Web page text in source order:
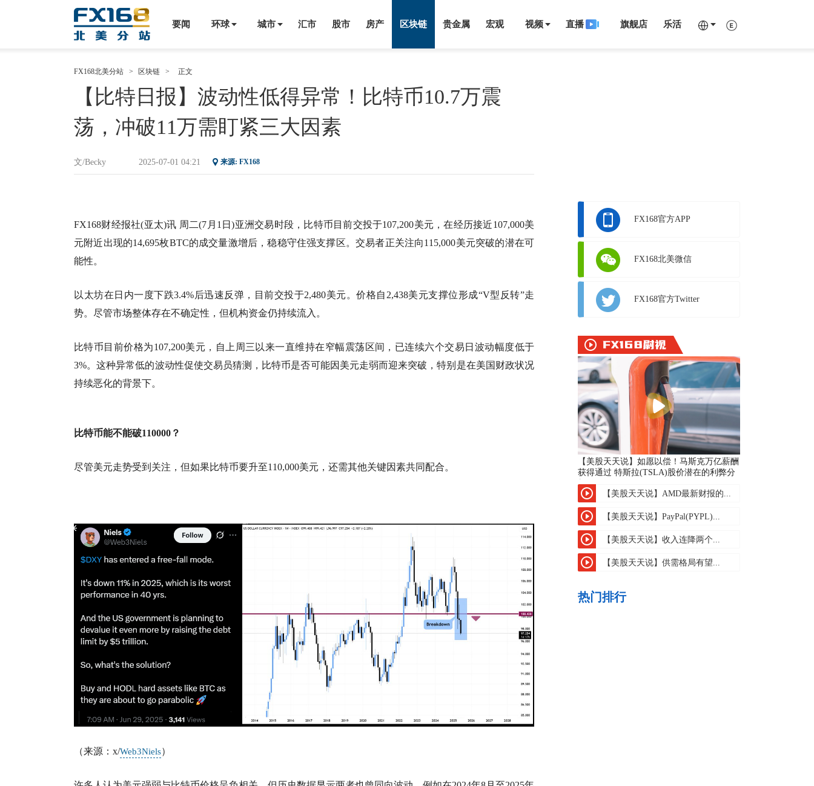
乐活
旗舰店
直播
视频
宏观
贵金属
区块链
房产
股市
汇市
城市
环球
要闻
FX168北美分站 > 区块链 > 正文
【比特日报】波动性低得异常！比特币10.7万震
荡，冲破11万需盯紧三大因素
文/Becky 2025-07-01 04:21 来源: FX168
FX168财经报社(亚太)讯 周二(7月1日)亚洲交易时段，比特币目前交投于107,200美元，在经历接近107,000美
元附近出现的14,695枚BTC的成交量激增后，稳稳守住强支撑区。交易者正关注向115,000美元突破的潜在可
能性。
以太坊在日内一度下跌3.4%后迅速反弹，目前交投于2,480美元。价格自2,438美元支撑位形成“V型反转”走
势。尽管市场整体存在不确定性，但机构资金仍持续流入。
比特币目前价格为107,200美元，自上周三以来一直维持在窄幅震荡区间，已连续六个交易日波动幅度低于
3%。这种异常低的波动性促使交易员猜测，比特币是否可能因美元走弱而迎来突破，特别是在美国财政状况
持续恶化的背景下。
比特币能不能破110000？
尽管美元走势受到关注，但如果比特币要升至110,000美元，还需其他关键因素共同配合。
（来源：x/Web3Niels）
FX168官方APP
FX168北美微信
FX168官方Twitter
【美股天天说】如愿以偿！马斯克万亿薪酬
获得通过 特斯拉(TSLA)股价潜在的利弊分
析
【美股天天说】AMD最新财报的...
【美股天天说】PayPal(PYPL)...
【美股天天说】收入连降两个...
【美股天天说】供需格局有望...
热门排行